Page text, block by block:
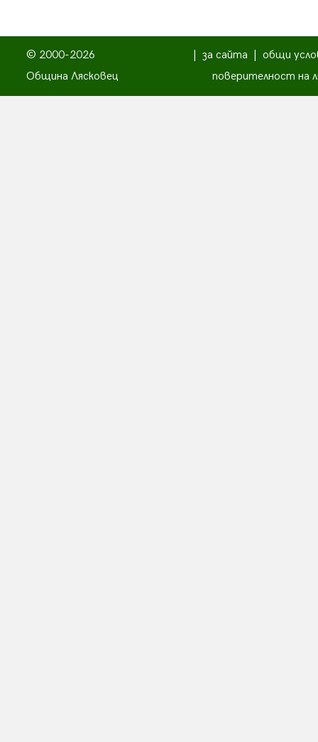
© 2000-2026
Община Лясковец
за сайта
общи
поверителност на